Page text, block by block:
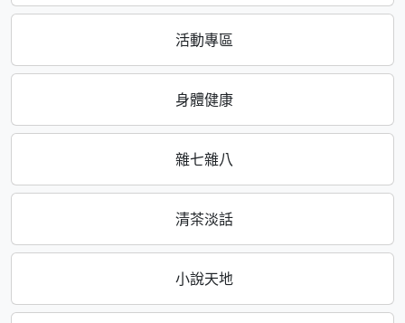
活動專區
身體健康
雜七雜八
清茶淡話
小說天地